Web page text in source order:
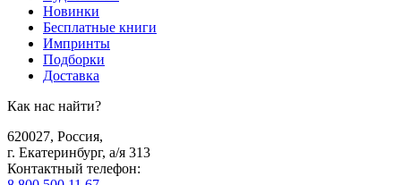
Новинки
Бесплатные книги
Импринты
Подборки
Доставка
Как нас найти?
620027, Россия,
г. Екатеринбург, а/я 313
Контактный телефон: